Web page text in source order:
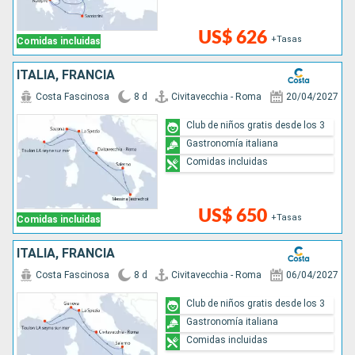
Comidas incluidas US$ 626 +Tasas
ITALIA, FRANCIA
Comidas incluidas
Costa Fascinosa 8 d Civitavecchia - Roma 20/04/2027
US$ 650 +Tasas
Club de niños gratis desde los 3
Gastronomía italiana
Comidas incluidas
ITALIA, FRANCIA
Costa Fascinosa 8 d Civitavecchia - Roma 06/04/2027
Club de niños gratis desde los 3
Gastronomía italiana
Comidas incluidas